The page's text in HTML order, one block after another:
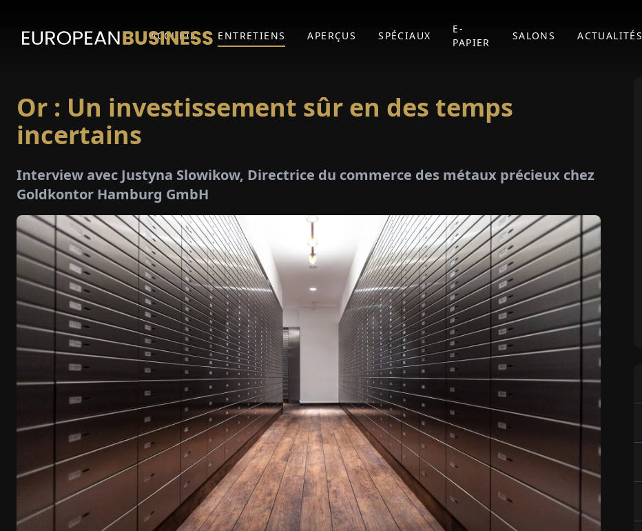
ACCUEIL ENTRETIENS APERÇUS SPÉCIAUX
E-
PAPIER
SALONS ACTUALITÉS
Or : Un investissement sûr en des temps
incertains
Interview avec Justyna Slowikow, Directrice du commerce des métaux précieux chez
Goldkontor Hamburg GmbH